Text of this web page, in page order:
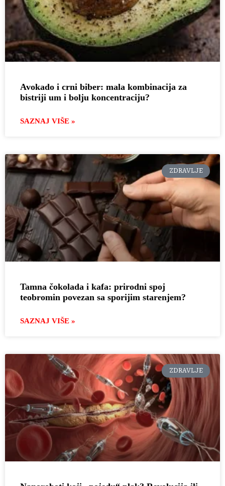
Avokado i crni biber: mala kombinacija za
bistriji um i bolju koncentraciju?
SAZNAJ VIŠE »
ZDRAVLJE
Tamna čokolada i kafa: prirodni spoj
teobromin povezan sa sporijim starenjem?
SAZNAJ VIŠE »
ZDRAVLJE